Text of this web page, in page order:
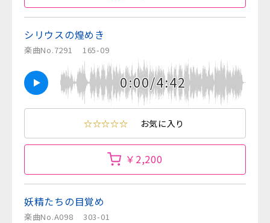
シリウスの煌めき
楽曲No.7291 165-09
0:00/4:42
☆☆☆☆☆ お気に入り
￥2,200
妖精たちの目覚め
楽曲No.A098 303-01